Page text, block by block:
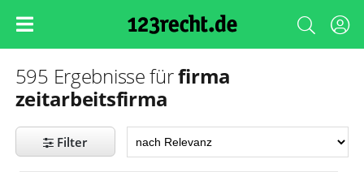
595 Ergebnisse fürfirma
zeitarbeitsfirma
Filter